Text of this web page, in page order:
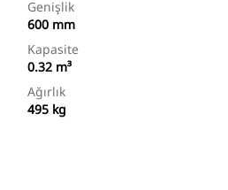
Genişlik
600 mm
Kapasite
0.32 m³
Ağırlık
495 kg